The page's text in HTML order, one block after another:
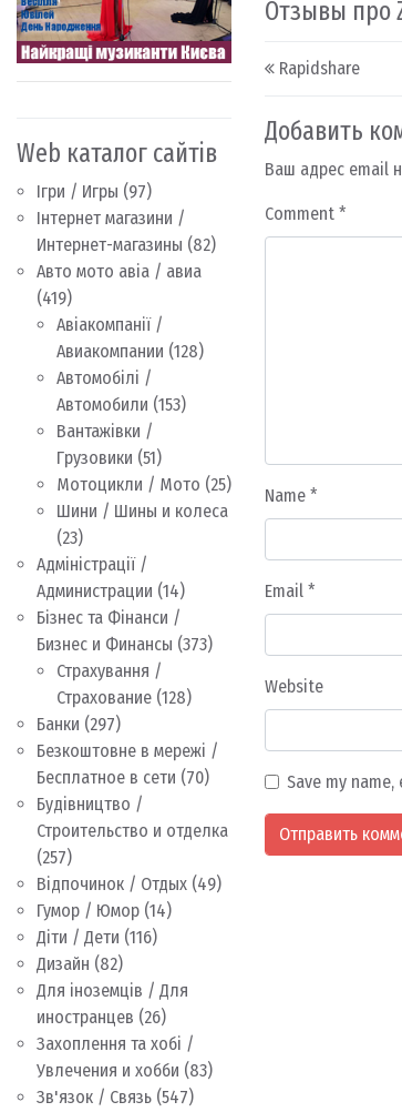
Web каталог сайтів
Ігри / Игры (97)
Інтернет магазини /
Интернет-магазины (82)
Авто мото авіа / авиа
(419)
Авіакомпанії /
Авиакомпании (128)
Автомобілі /
Автомобили (153)
Вантажівки /
Грузовики (51)
Мотоцикли / Мото (25)
Шини / Шины и колеса
(23)
Адміністрації /
Администрации (14)
Бізнес та Фінанси /
Бизнес и Финансы (373)
Страхування /
Страхование (128)
Банки (297)
Безкоштовне в мережі /
Бесплатное в сети (70)
Будівництво /
Строительство и отделка
(257)
Відпочинок / Отдых (49)
Гумор / Юмор (14)
Діти / Дети (116)
Дизайн (82)
Для іноземців / Для
иностранцев (26)
Захоплення та хобі /
Увлечения и хобби (83)
Зв'язок / Связь (547)
Отзывы про
Post
Rapidshare
Добавить
Ваш адрес email
Comment *
Name *
Email *
Website
Save my